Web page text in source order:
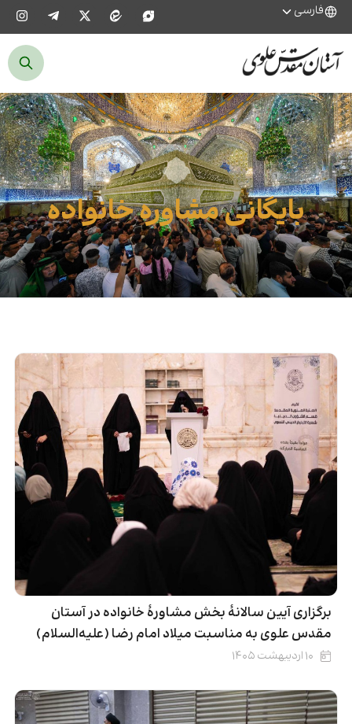
فارسی
بایگانی مشاوره خانواده
برگزاری آیین سالانۀ بخش مشاورۀ خانواده در آستان
مقدس علوی به مناسبت میلاد امام رضا (علیه‌السلام)
۱۰ اردیبهشت ۱۴۰۵